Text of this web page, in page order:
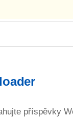
příspěvky